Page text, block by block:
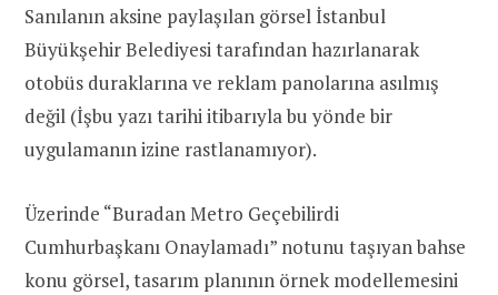
Sanılanın aksine paylaşılan görsel İstanbul
Büyükşehir Belediyesi tarafından hazırlanarak
otobüs duraklarına ve reklam panolarına asılmış
değil (İşbu yazı tarihi itibarıyla bu yönde bir
uygulamanın izine rastlanamıyor).
Üzerinde “Buradan Metro Geçebilirdi
Cumhurbaşkanı Onaylamadı” notunu taşıyan bahse
konu görsel, tasarım planının örnek modellemesini